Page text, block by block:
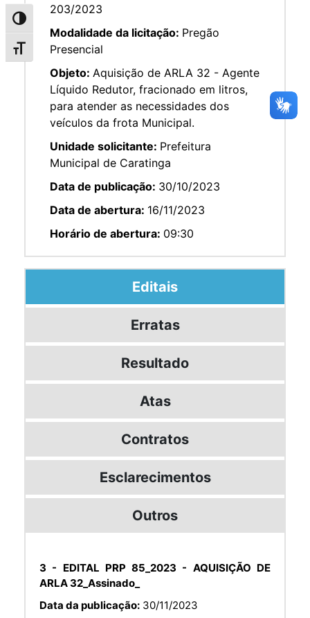
Alternar alto contraste
Alternar tamanho da fonte
203/2023
Modalidade da licitação: Pregão
Presencial
Objeto: Aquisição de ARLA 32 - Agente
Líquido Redutor, fracionado em litros,
para atender as necessidades dos
veículos da frota Municipal.
Unidade solicitante: Prefeitura
Municipal de Caratinga
Data de publicação: 30/10/2023
Data de abertura: 16/11/2023
Horário de abertura: 09:30
Editais
Erratas
Resultado
Atas
Contratos
Esclarecimentos
Outros
3 - EDITAL PRP 85_2023 - AQUISIÇÃO DE
ARLA 32_Assinado_
Data da publicação: 30/11/2023